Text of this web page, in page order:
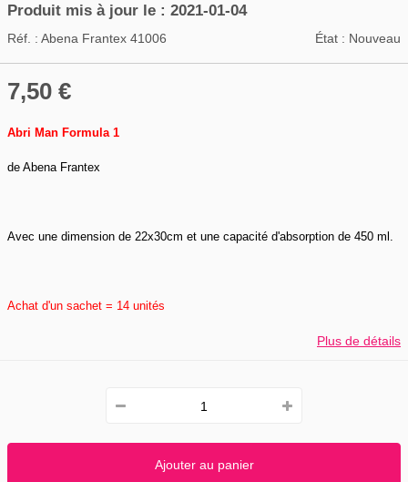
Produit mis à jour le : 2021-01-04
Réf. : Abena Frantex 41006 État : Nouveau
7,50 €
Abri Man Formula 1
de Abena Frantex
Avec une dimension de 22x30cm et une capacité d'absorption de 450 ml.
Achat d'un sachet = 14 unités
Plus de détails
Ajouter au panier